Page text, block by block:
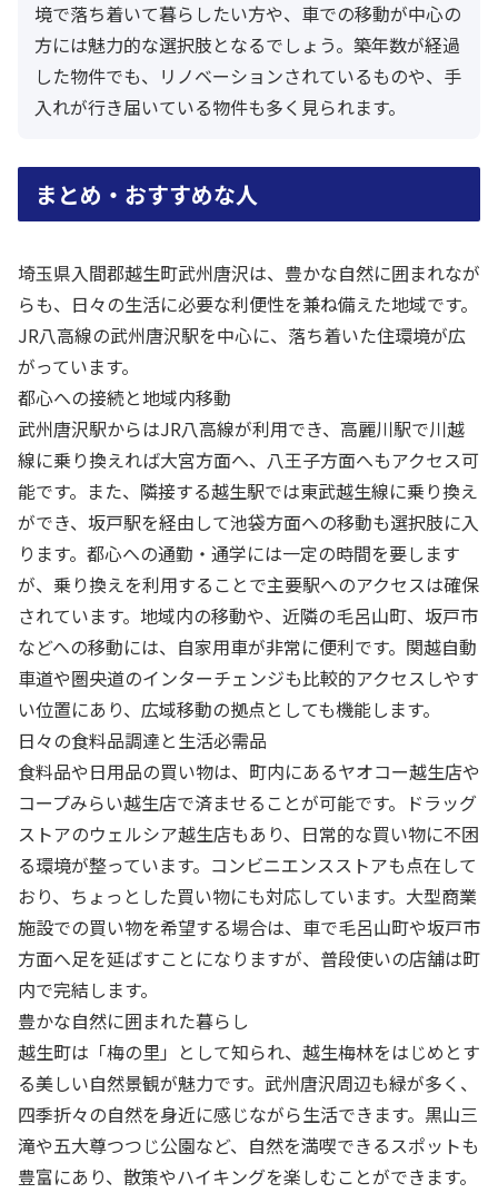
境で落ち着いて暮らしたい方や、車での移動が中心の
方には魅力的な選択肢となるでしょう。築年数が経過
した物件でも、リノベーションされているものや、手
入れが行き届いている物件も多く見られます。
まとめ・おすすめな人
埼玉県入間郡越生町武州唐沢は、豊かな自然に囲まれなが
らも、日々の生活に必要な利便性を兼ね備えた地域です。
JR八高線の武州唐沢駅を中心に、落ち着いた住環境が広
がっています。
都心への接続と地域内移動
武州唐沢駅からはJR八高線が利用でき、高麗川駅で川越
線に乗り換えれば大宮方面へ、八王子方面へもアクセス可
能です。また、隣接する越生駅では東武越生線に乗り換え
ができ、坂戸駅を経由して池袋方面への移動も選択肢に入
ります。都心への通勤・通学には一定の時間を要します
が、乗り換えを利用することで主要駅へのアクセスは確保
されています。地域内の移動や、近隣の毛呂山町、坂戸市
などへの移動には、自家用車が非常に便利です。関越自動
車道や圏央道のインターチェンジも比較的アクセスしやす
い位置にあり、広域移動の拠点としても機能します。
日々の食料品調達と生活必需品
食料品や日用品の買い物は、町内にあるヤオコー越生店や
コープみらい越生店で済ませることが可能です。ドラッグ
ストアのウェルシア越生店もあり、日常的な買い物に不困
る環境が整っています。コンビニエンスストアも点在して
おり、ちょっとした買い物にも対応しています。大型商業
施設での買い物を希望する場合は、車で毛呂山町や坂戸市
方面へ足を延ばすことになりますが、普段使いの店舗は町
内で完結します。
豊かな自然に囲まれた暮らし
越生町は「梅の里」として知られ、越生梅林をはじめとす
る美しい自然景観が魅力です。武州唐沢周辺も緑が多く、
四季折々の自然を身近に感じながら生活できます。黒山三
滝や五大尊つつじ公園など、自然を満喫できるスポットも
豊富にあり、散策やハイキングを楽しむことができます。